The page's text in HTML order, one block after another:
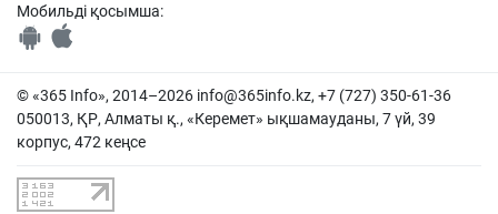
Мобильді қосымша:
© «365 Info», 2014–2026 info@365info.kz, +7 (727) 350-61-36
050013, ҚР, Алматы қ., «Керемет» ықшамауданы, 7 үй, 39
корпус, 472 кеңсе